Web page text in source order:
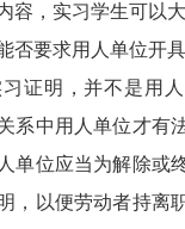
容，实习学生可以大
要求用人单位开具
明，并不是用人
系中用人单位才有
单位应当为解除或
，以便劳动者持离